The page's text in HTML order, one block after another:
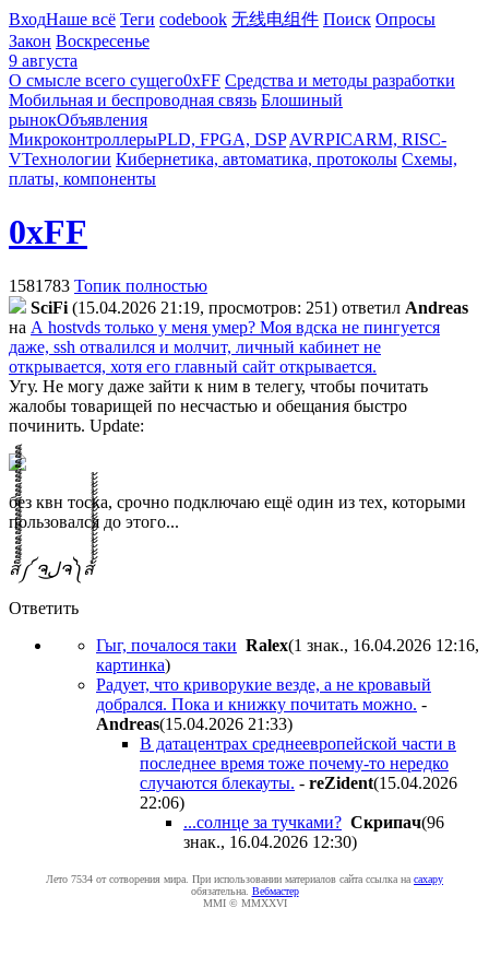
ВходНаше всё Теги codebook 无线电组件 Поиск Опросы
Закон Воскресенье
9 августа
О смысле всего сущего0xFF Средства и методы разработки
Мобильная и беспроводная связь Блошиный
рынокОбъявления
МикроконтроллерыPLD, FPGA, DSP AVRPICARM, RISC-
VТехнологии Кибернетика, автоматика, протоколы Схемы,
платы, компоненты
0xFF
1581783 Топик полностью
SciFi (15.04.2026 21:19, просмотров: 251) ответил Andreas
на А hostvds только у меня умер? Моя вдска не пингуется
даже, ssh отвалился и молчит, личный кабинет не
открывается, хотя его главный сайт открывается.
Угу. Не могу даже зайти к ним в телегу, чтобы почитать
жалобы товарищей по несчастью и обещания быстро
починить. Update:
без квн тоска, срочно подключаю ещё один из тех, которыми
пользовался до этого...
ส็็็็็็็็็็็็็็็็็็็็็็็็็༼ ຈل͜ຈ༽ส้้้้้้้้้้้้้้้้้้้้้้้
Ответить
Гыг, почалося таки Ralex(1 знак., 16.04.2026 12:16,
картинка)
Радует, что криворукие везде, а не кровавый
добрался. Пока и книжку почитать можно. -
Andreas(15.04.2026 21:33)
В датацентрах среднеевропейской части в
последнее время тоже почему-то нередко
случаются блекауты. - reZident(15.04.2026
22:06)
...солнце за тучками? Cкpипaч(96
знак., 16.04.2026 12:30)
Лето 7534 от сотворения мира. При использовании материалов сайта ссылка на caxapу
обязательна. Вебмастер
MMI © MMXXVI